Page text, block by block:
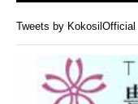
Tweets by KokosilOfficial